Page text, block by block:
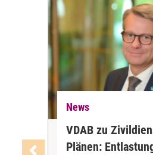
News
VDAB zu
Plänen: